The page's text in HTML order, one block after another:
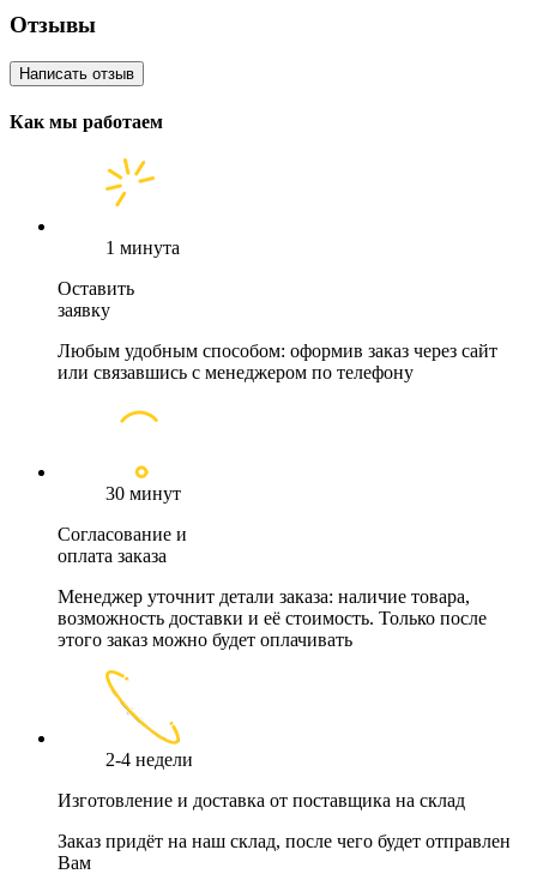
Отзывы
Написать отзыв
Как мы работаем
1 минута
Оставить
заявку
Любым удобным способом: оформив заказ через сайт
или связавшись с менеджером по телефону
30 минут
Согласование и
оплата заказа
Менеджер уточнит детали заказа: наличие товара,
возможность доставки и её стоимость. Только после
этого заказ можно будет оплачивать
2-4 недели
Изготовление и доставка от поставщика на склад
Заказ придёт на наш склад, после чего будет отправлен
Вам